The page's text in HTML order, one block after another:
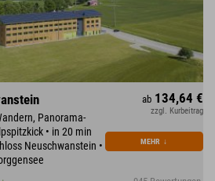
Panorama-
• in 20 min
Neuschwanstein •
ab 134,64 €
zzgl. Kurbeitrag
MEHR ↓